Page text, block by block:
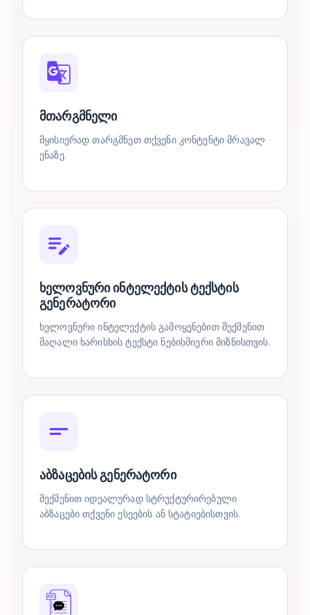
მთარგმნელი
მყისიერად თარგმნეთ თქვენი კონტენტი მრავალ
ენაზე.
ხელოვნური ინტელექტის ტექსტის
გენერატორი
ხელოვნური ინტელექტის გამოყენებით შექმენით
მაღალი ხარისხის ტექსტი ნებისმიერი მიზნისთვის.
აბზაცების გენერატორი
შექმენით იდეალურად სტრუქტურირებული
აბზაცები თქვენი ესეების ან სტატიებისთვის.